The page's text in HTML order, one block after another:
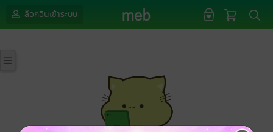
ล็อกอินเข้าระบบ